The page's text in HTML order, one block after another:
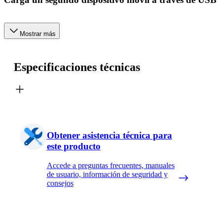
Mostrar más
Especificaciones técnicas
Obtener asistencia técnica para
este producto
Accede a preguntas frecuentes, manuales
de usuario, información de seguridad y
consejos